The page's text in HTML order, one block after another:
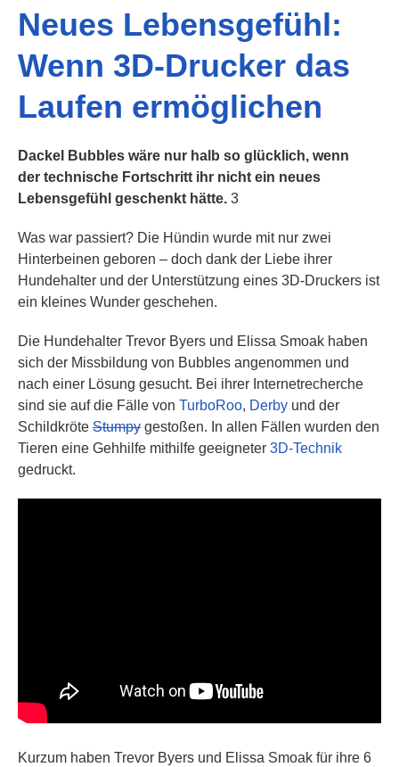
Neues Lebensgefühl:
Wenn 3D-Drucker das
Laufen ermöglichen
Dackel Bubbles wäre nur halb so glücklich, wenn
der technische Fortschritt ihr nicht ein neues
Lebensgefühl geschenkt hätte. 3
Was war passiert? Die Hündin wurde mit nur zwei
Hinterbeinen geboren – doch dank der Liebe ihrer
Hundehalter und der Unterstützung eines 3D-Druckers ist
ein kleines Wunder geschehen.
Die Hundehalter Trevor Byers und Elissa Smoak haben
sich der Missbildung von Bubbles angenommen und
nach einer Lösung gesucht. Bei ihrer Internetrecherche
sind sie auf die Fälle von TurboRoo, Derby und der
Schildkröte Stumpy gestoßen. In allen Fällen wurden den
Tieren eine Gehhilfe mithilfe geeigneter 3D-Technik
gedruckt.
Kurzum haben Trevor Byers und Elissa Smoak für ihre 6